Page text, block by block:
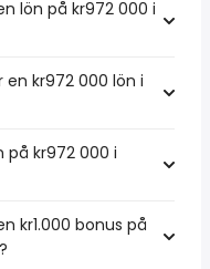
lön på kr972 000 i
kr972 000 lön i
på kr972 000 i
kr1.000 bonus på